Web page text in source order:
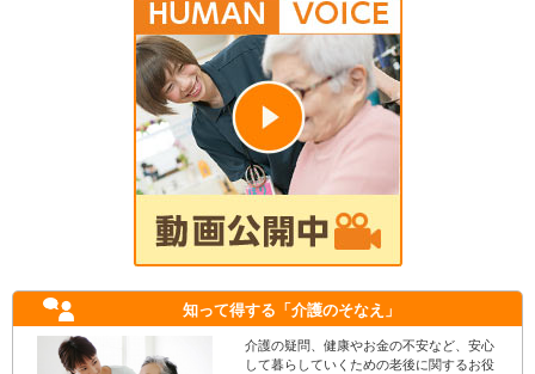
知って得する 「介護のそなえ」
介護の疑問、健康やお金の不安など、安心
して暮らしていくための老後に関するお役